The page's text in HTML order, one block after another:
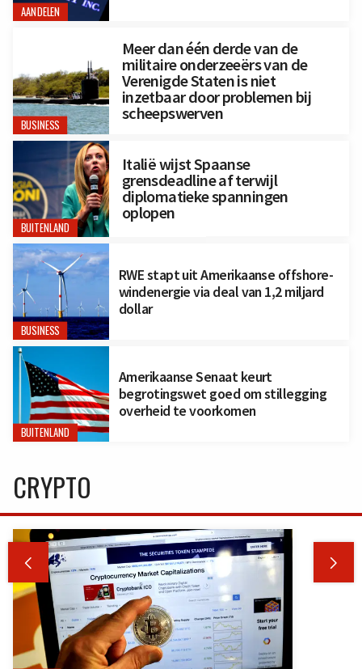
AANDELEN
BUSINESS
Meer dan één derde van de
militaire onderzeeërs van de
Verenigde Staten is niet
inzetbaar door problemen bij
scheepswerven
BUITENLAND
Italië wijst Spaanse
grensdeadline af terwijl
diplomatieke spanningen
oplopen
BUSINESS
RWE stapt uit Amerikaanse offshore-
windenergie via deal van 1,2 miljard
dollar
BUITENLAND
Amerikaanse Senaat keurt
begrotingswet goed om stillegging
overheid te voorkomen
CRYPTO
 